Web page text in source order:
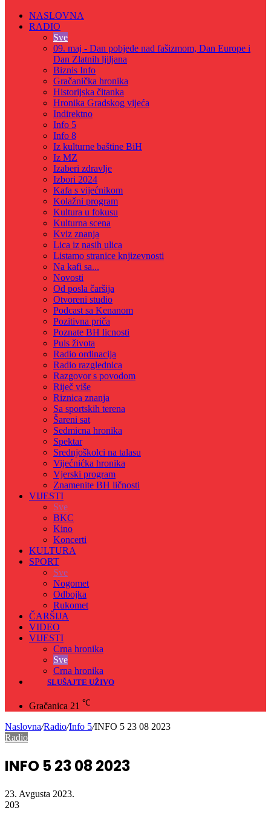
NASLOVNA
RADIO
Sve
09. maj - Dan pobjede nad fašizmom, Dan Europe i
Dan Zlatnih ljiljana
Biznis Info
Gračanička hronika
Historijska čitanka
Hronika Gradskog vijeća
Indirektno
Info 5
Info 8
Iz kulturne baštine BiH
Iz MZ
Izaberi zdravlje
Izbori 2024
Kafa s vijećnikom
Kolažni program
Kultura u fokusu
Kulturna scena
Kviz znanja
Lica iz nasih ulica
Listamo stranice knjizevnosti
Na kafi sa...
Novosti
Od posla čaršija
Otvoreni studio
Podcast sa Kenanom
Pozitivna priča
Poznate BH licnosti
Puls života
Radio ordinacija
Radio razglednica
Razgovor s povodom
Riječ više
Riznica znanja
Sa sportskih terena
Šareni sat
Sedmicna hronika
Spektar
Srednjoškolci na talasu
Vijećnićka hronika
Vjerski program
Znamenite BH ličnosti
VIJESTI
Sve
BKC
Kino
Koncerti
KULTURA
SPORT
Sve
Nogomet
Odbojka
Rukomet
ČARŠIJA
VIDEO
VIJESTI
Crna hronika
Sve
Crna hronika
SLUŠAJTE UŽIVO
Gračanica 21 ℃
Naslovna/Radio/Info 5/INFO 5 23 08 2023
Radio
INFO 5 23 08 2023
23. Avgusta 2023.
203